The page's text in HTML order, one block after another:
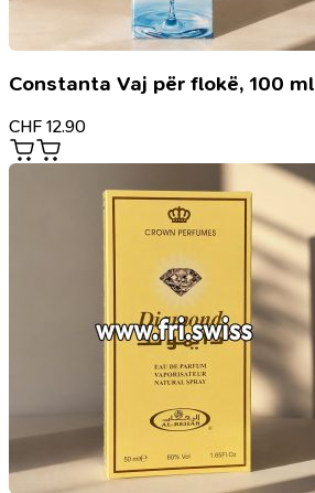
Constanta Vaj për flokë, 100 ml
CHF 12.90